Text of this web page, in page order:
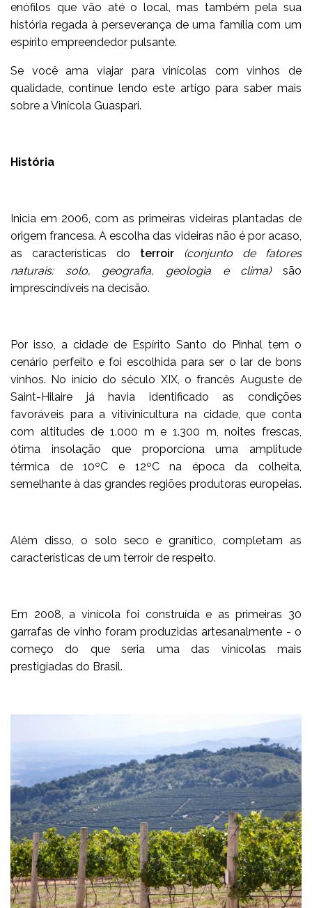
enófilos que vão até o local, mas também pela sua
história regada à perseverança de uma família com um
espírito empreendedor pulsante.
Se você ama viajar para vinícolas com vinhos de
qualidade, continue lendo este artigo para saber mais
sobre a Vinícola Guaspari.
História
Inicia em 2006, com as primeiras videiras plantadas de
origem francesa. A escolha das videiras não é por acaso,
as características do terroir (conjunto de fatores
naturais: solo, geografia, geologia e clima) são
imprescindíveis na decisão.
Por isso, a cidade de Espírito Santo do Pinhal tem o
cenário perfeito e foi escolhida para ser o lar de bons
vinhos. No início do século XIX, o francês Auguste de
Saint-Hilaire já havia identificado as condições
favoráveis para a vitivinicultura na cidade, que conta
com altitudes de 1.000 m e 1.300 m, noites frescas,
ótima insolação que proporciona uma amplitude
térmica de 10ºC e 12ºC na época da colheita,
semelhante à das grandes regiões produtoras europeias.
Além disso, o solo seco e granítico, completam as
características de um terroir de respeito.
Em 2008, a vinícola foi construída e as primeiras 30
garrafas de vinho foram produzidas artesanalmente - o
começo do que seria uma das vinícolas mais
prestigiadas do Brasil.